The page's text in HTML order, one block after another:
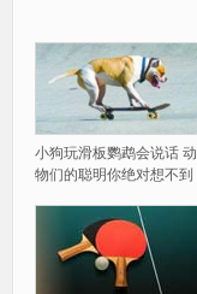
小狗玩滑板鹦鹉会说话 动
物们的聪明你绝对想不到